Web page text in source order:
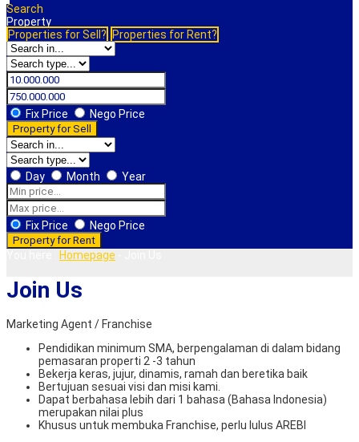
Search
Property
Properties for Sell?
Properties for Rent?
Fix Price Nego Price
Property for Sell
Day Month Year
Fix Price Nego Price
Property for Rent
Homepage
Join Us
Marketing Agent / Franchise
Pendidikan minimum SMA, berpengalaman di dalam bidang
pemasaran properti 2 -3 tahun
Bekerja keras, jujur, dinamis, ramah dan beretika baik
Bertujuan sesuai visi dan misi kami.
Dapat berbahasa lebih dari 1 bahasa (Bahasa Indonesia)
merupakan nilai plus
Khusus untuk membuka Franchise, perlu lulus AREBI